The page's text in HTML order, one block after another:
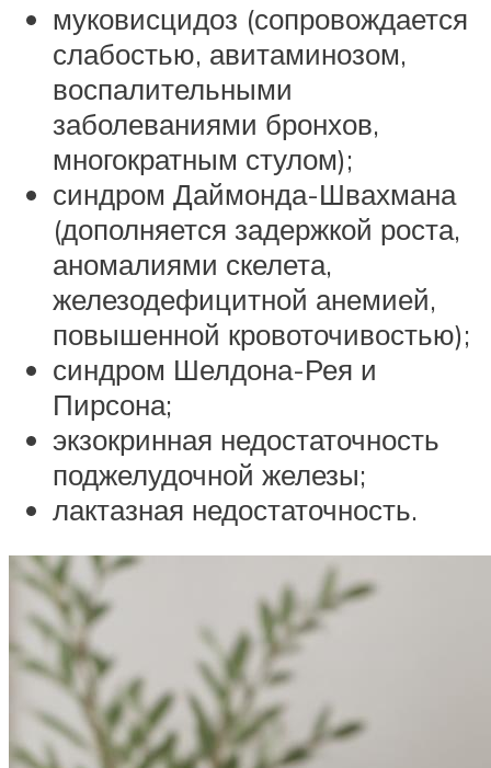
муковисцидоз (сопровождается
слабостью, авитаминозом,
воспалительными
заболеваниями бронхов,
многократным стулом);
синдром Даймонда-Швахмана
(дополняется задержкой роста,
аномалиями скелета,
железодефицитной анемией,
повышенной кровоточивостью);
синдром Шелдона-Рея и
Пирсона;
экзокринная недостаточность
поджелудочной железы;
лактазная недостаточность.